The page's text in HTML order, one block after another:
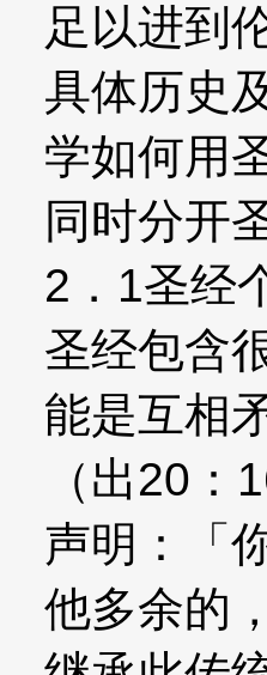
足以进到
具体历史
学如何用
同时分开
2．1圣经
圣经包含
能是互相
（出20
声明：「
他多余的